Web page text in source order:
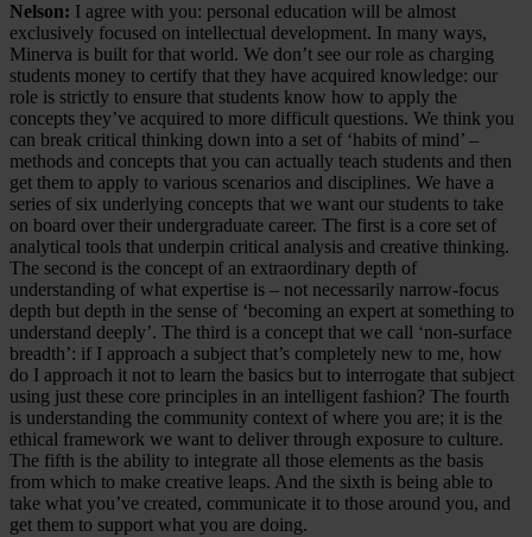
Nelson: I agree with you: personal education will be almost
exclusively focused on intellectual development. In many ways,
Minerva is built for that world. We don’t see our role as charging
students money to certify that they have acquired knowledge: our
role is strictly to ensure that students know how to apply the
concepts they’ve acquired to more difficult questions. We think you
can break critical thinking down into a set of ‘habits of mind’ –
methods and concepts that you can actually teach students and then
get them to apply to various scenarios and disciplines. We have a
series of six underlying concepts that we want our students to take
on board over their undergraduate career. The first is a core set of
analytical tools that underpin critical analysis and creative thinking.
The second is the concept of an extraordinary depth of
understanding of what expertise is – not necessarily narrow-focus
depth but depth in the sense of ‘becoming an expert at something to
understand deeply’. The third is a concept that we call ‘non-surface
breadth’: if I approach a subject that’s completely new to me, how
do I approach it not to learn the basics but to interrogate that subject
using just these core principles in an intelligent fashion? The fourth
is understanding the community context of where you are; it is the
ethical framework we want to deliver through exposure to culture.
The fifth is the ability to integrate all those elements as the basis
from which to make creative leaps. And the sixth is being able to
take what you’ve created, communicate it to those around you, and
get them to support what you are doing.